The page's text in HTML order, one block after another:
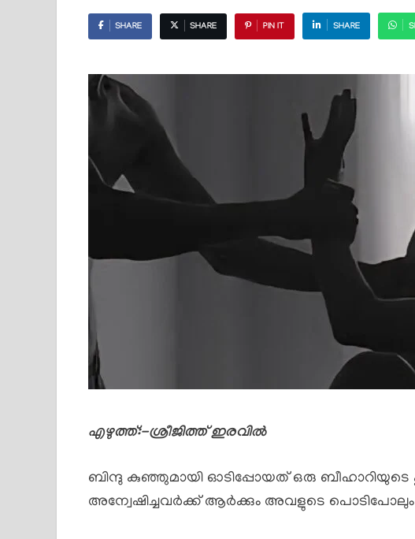
SHARE SHARE PIN IT SHARE
എഴുത്ത്:-ശ്രീജിത്ത് ഇരവിൽ
ബിന്ദു കുഞ്ഞുമായി ഓടിപ്പോയത് ഒരു
അന്വേഷിച്ചവർക്ക് ആർക്കും അവളുടെ പൊടിപോലും